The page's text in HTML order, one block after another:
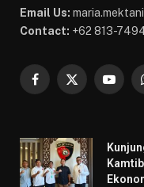
Email Us:
Contact: +62 813-
Facebook
X